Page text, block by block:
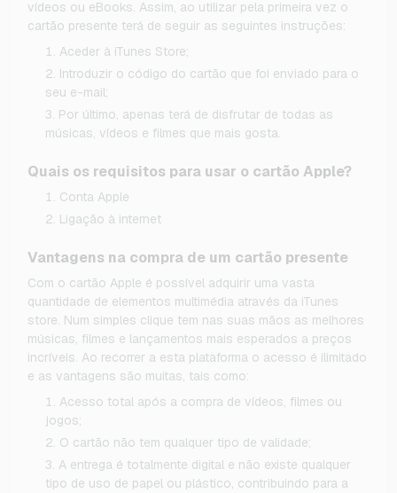
vídeos ou eBooks. Assim, ao utilizar pela primeira vez o
cartão presente terá de seguir as seguintes instruções:
Aceder à iTunes Store;
Introduzir o código do cartão que foi enviado para o
seu e-mail;
Por último, apenas terá de disfrutar de todas as
músicas, vídeos e filmes que mais gosta.
Quais os requisitos para usar o cartão Apple?
Conta Apple
Ligação à internet
Vantagens na compra de um cartão presente
Com o cartão Apple é possível adquirir uma vasta
quantidade de elementos multimédia através da iTunes
store. Num simples clique tem nas suas mãos as melhores
músicas, filmes e lançamentos mais esperados a preços
incríveis. Ao recorrer a esta plataforma o acesso é ilimitado
e as vantagens são muitas, tais como:
Acesso total após a compra de vídeos, filmes ou
jogos;
O cartão não tem qualquer tipo de validade;
A entrega é totalmente digital e não existe qualquer
tipo de uso de papel ou plástico, contribuindo para a